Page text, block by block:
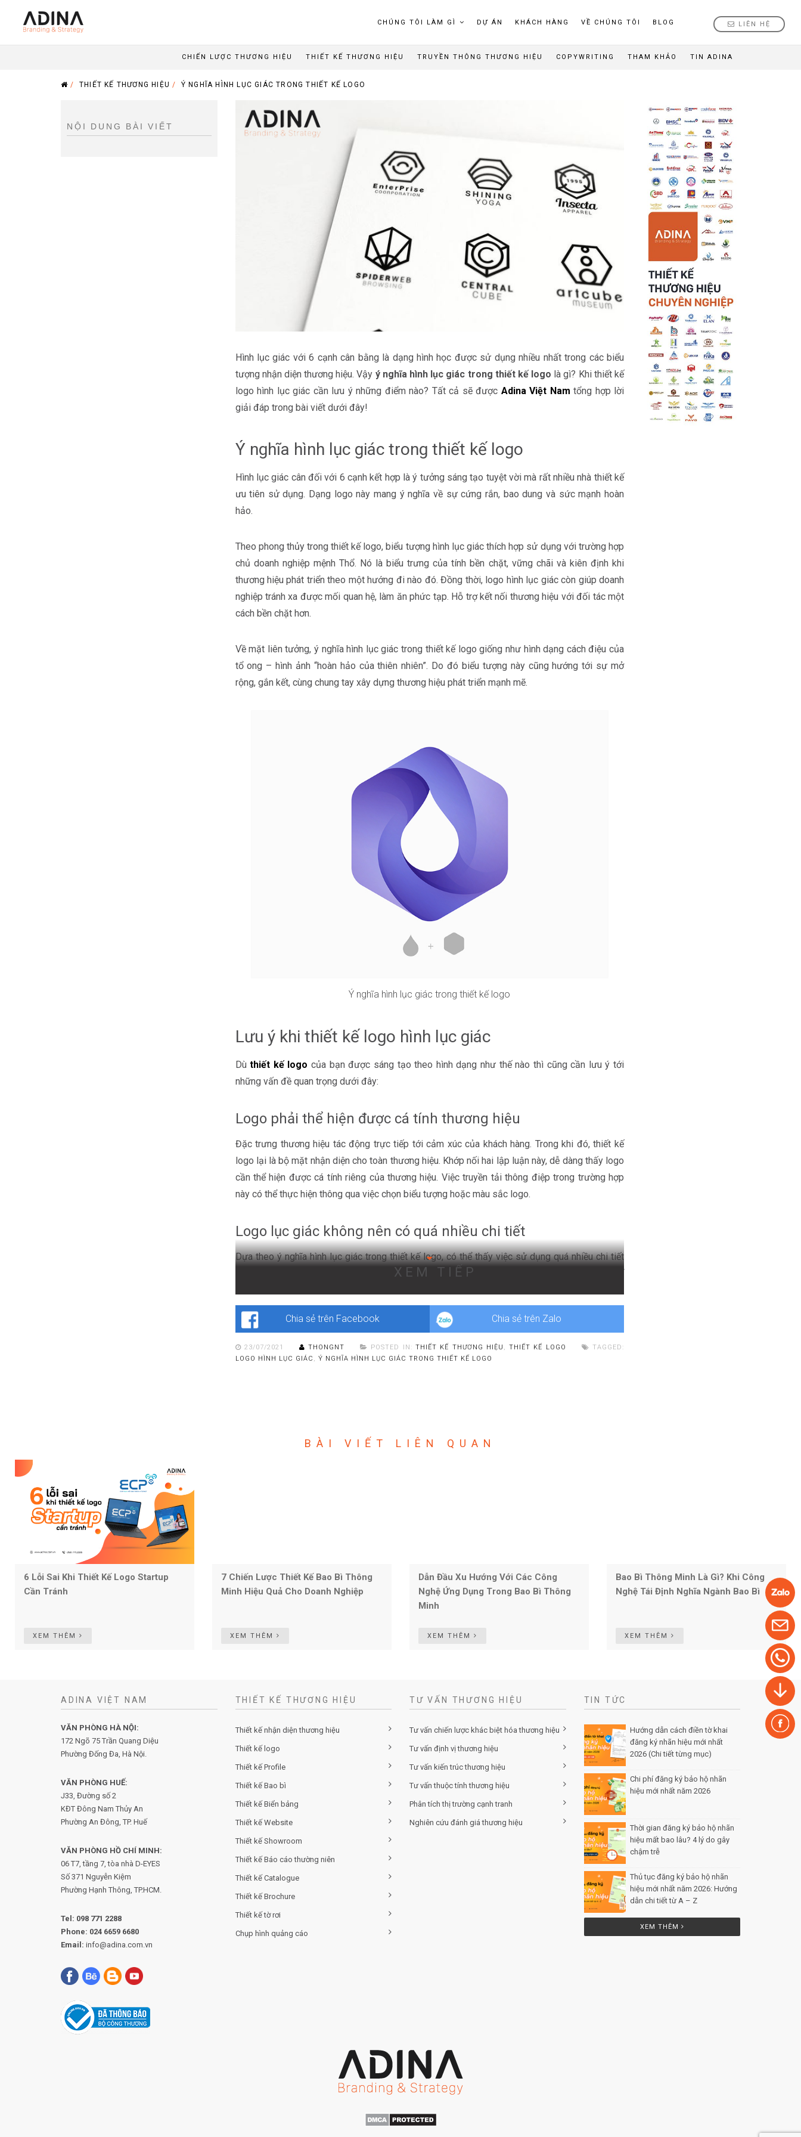
CHÚNG TÔI LÀM GÌ DỰ ÁN KHÁCH HÀNG VỀ CHÚNG TÔI BLOG LIÊN HỆ
CHIẾN LƯỢC THƯƠNG HIỆU THIẾT KẾ THƯƠNG HIỆU TRUYỀN THÔNG THƯƠNG HIỆU COPYWRITING THAM KHẢO TIN ADINA
/THIẾT KẾ THƯƠNG HIỆU / Ý NGHĨA HÌNH LỤC GIÁC TRONG THIẾT KẾ LOGO
NỘI DUNG BÀI VIẾT
Hình lục giác với 6 cạnh cân bằng là dạng hình học được sử dụng nhiều nhất trong các biểu
tượng nhận diện thương hiệu. Vậy ý nghĩa hình lục giác trong thiết kế logo là gì? Khi thiết kế
logo hình lục giác cần lưu ý những điểm nào? Tất cả sẽ được Adina Việt Nam tổng hợp lời
giải đáp trong bài viết dưới đây!
Ý nghĩa hình lục giác trong thiết kế logo
Hình lục giác cân đối với 6 cạnh kết hợp là ý tưởng sáng tạo tuyệt vời mà rất nhiều nhà thiết kế
ưu tiên sử dụng. Dạng logo này mang ý nghĩa về sự cứng rắn, bao dung và sức mạnh hoàn
hảo.
Theo phong thủy trong thiết kế logo, biểu tượng hình lục giác thích hợp sử dụng với trường hợp
chủ doanh nghiệp mệnh Thổ. Nó là biểu trưng của tính bền chặt, vững chãi và kiên định khi
thương hiệu phát triển theo một hướng đi nào đó. Đồng thời, logo hình lục giác còn giúp doanh
nghiệp tránh xa được mối quan hệ, làm ăn phức tạp. Hỗ trợ kết nối thương hiệu với đối tác một
cách bền chặt hơn.
Về mặt liên tưởng, ý nghĩa hình lục giác trong thiết kế logo giống như hình dạng cách điệu của
tổ ong – hình ảnh “hoàn hảo của thiên nhiên”. Do đó biểu tượng này cũng hướng tới sự mở
rộng, gắn kết, cùng chung tay xây dựng thương hiệu phát triển mạnh mẽ.
Ý nghĩa hình lục giác trong thiết kế logo
Lưu ý khi thiết kế logo hình lục giác
Dùthiết kế logo của bạn được sáng tạo theo hình dạng như thế nào thì cũng cần lưu ý tới
những vấn đề quan trọng dưới đây:
Logo phải thể hiện được cá tính thương hiệu
Đặc trưng thương hiệu tác động trực tiếp tới cảm xúc của khách hàng. Trong khi đó, thiết kế
logo lại là bộ mặt nhận diện cho toàn thương hiệu. Khớp nối hai lập luận này, dễ dàng thấy logo
cần thể hiện được cá tính riêng của thương hiệu. Việc truyền tải thông điệp trong trường hợp
này có thể thực hiện thông qua việc chọn biểu tượng hoặc màu sắc logo.
Logo lục giác không nên có quá nhiều chi tiết
Dựa theo ý nghĩa hình lục giác trong thiết kế logo, có thể thấy việc sử dụng quá nhiều chi tiết
khiến biểu tượng của bạn trở nên rườm rà, khó hiểu, thiếu cuốn hút và chắc chắn không thể
cân đối để logo của bạn trông dễ nhận diện hơn nhé!
XEM TIẾP
Chia sẻ trên Facebook Chia sẻ trên Zalo
23/07/2021 THONGNT POSTED IN: THIẾT KẾ THƯƠNG HIỆU ,THIẾT KẾ LOGO
TAGGED:
LOGO HÌNH LỤC GIÁC , Ý NGHĨA HÌNH LỤC GIÁC TRONG THIẾT KẾ LOGO
BÀI VIẾT LIÊN QUAN
6 Lỗi Sai Khi Thiết Kế Logo Startup
Cần Tránh
XEM THÊM
7 Chiến Lược Thiết Kế Bao Bì Thông
Minh Hiệu Quả Cho Doanh Nghiệp
XEM THÊM
Dẫn Đầu Xu Hướng Với Các Công
Nghệ Ứng Dụng Trong Bao Bì Thông
Minh
XEM THÊM
Bao Bì Thông Minh Là Gì? Khi Công
Nghệ Tái Định Nghĩa Ngành Bao Bì
XEM THÊM
ADINA VIỆT NAM
VĂN PHÒNG HÀ NỘI:
172 Ngõ 75 Trần Quang Diệu
Phường Đống Đa, Hà Nội.
VĂN PHÒNG HUẾ:
J33, Đường số 2
KĐT Đông Nam Thủy An
Phường An Đông, TP. Huế
VĂN PHÒNG HỒ CHÍ MINH:
06 T7, tầng 7, tòa nhà D-EYES
Số 371 Nguyễn Kiệm
Phường Hạnh Thông, TP.HCM.
Tel: 098 771 2288
Phone: 024 6659 6680
Email: info@adina.com.vn
THIẾT KẾ THƯƠNG HIỆU
Thiết kế nhận diện thương hiệu
Thiết kế logo
Thiết kế Profile
Thiết kế Bao bì
Thiết kế Biển bảng
Thiết kế Website
Thiết kế Showroom
Thiết kế Báo cáo thường niên
Thiết kế Catalogue
Thiết kế Brochure
Thiết kế tờ rơi
Chụp hình quảng cáo
TƯ VẤN THƯƠNG HIỆU
Tư vấn chiến lược khác biệt hóa thương hiệu
Tư vấn định vị thương hiệu
Tư vấn kiến trúc thương hiệu
Tư vấn thuộc tính thương hiệu
Phân tích thị trường cạnh tranh
Nghiên cứu đánh giá thương hiệu
TIN TỨC
Hướng dẫn cách điền tờ khai
đăng ký nhãn hiệu mới nhất
2026 (Chi tiết từng mục)
Chi phí đăng ký bảo hộ nhãn
hiệu mới nhất năm 2026Posted
Thời gian đăng ký bảo hộ nhãn
hiệu mất bao lâu? 4 lý do gây
chậm trễPosted by Minh Tâm 26
Thủ tục đăng ký bảo hộ nhãn
hiệu mới nhất năm 2026: Hướng
dẫn chi tiết từ A – ZPosted by
XEM THÊM